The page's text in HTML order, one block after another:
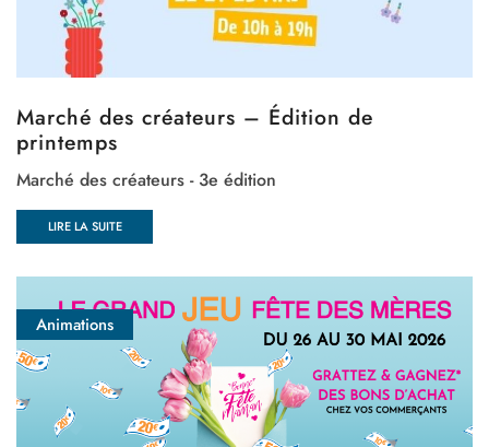
Marché des créateurs – Édition de
printemps
Marché des créateurs - 3e édition
LIRE LA SUITE
Animations